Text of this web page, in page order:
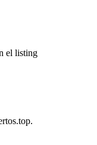
el listing